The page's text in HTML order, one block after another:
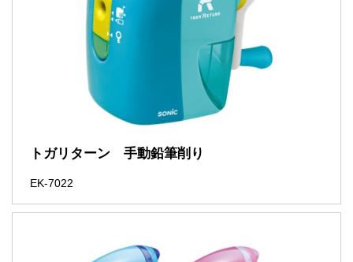
トガリターン 手動鉛筆削り
EK-7022